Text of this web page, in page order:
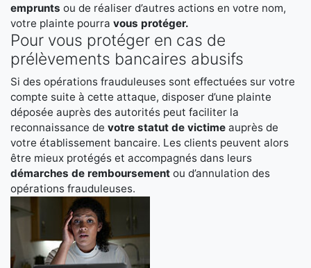
emprunts ou de réaliser d’autres actions en votre nom,
votre plainte pourra vous protéger.
Pour vous protéger en cas de
prélèvements bancaires abusifs
Si des opérations frauduleuses sont effectuées sur votre
compte suite à cette attaque, disposer d’une plainte
déposée auprès des autorités peut faciliter la
reconnaissance de votre statut de victime auprès de
votre établissement bancaire. Les clients peuvent alors
être mieux protégés et accompagnés dans leurs
démarches de remboursement ou d’annulation des
opérations frauduleuses.